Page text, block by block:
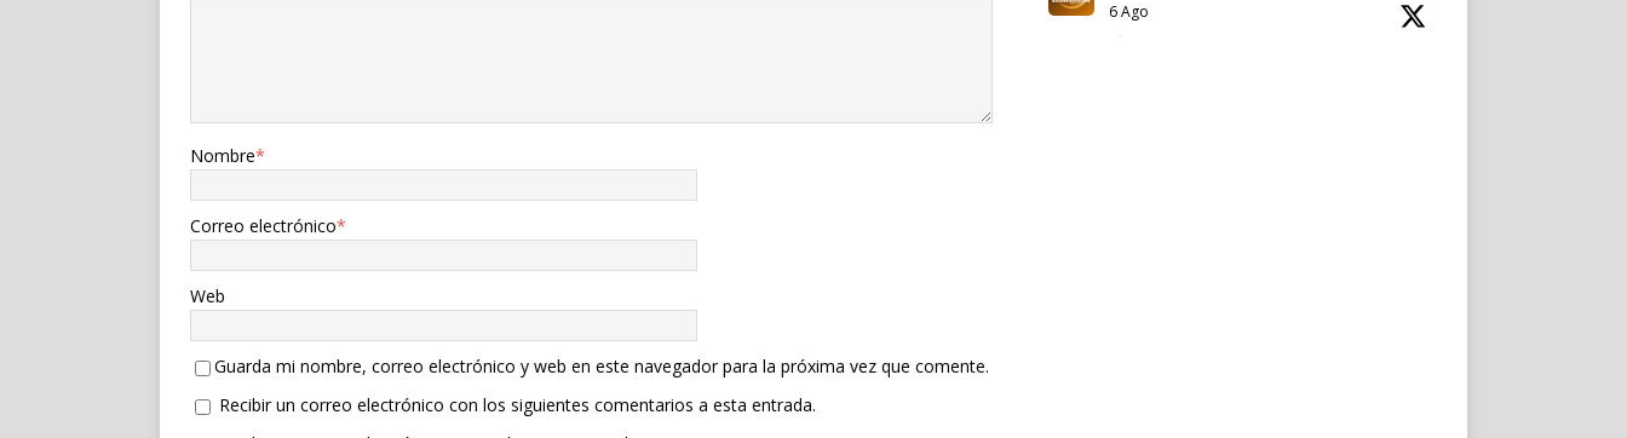
Nombre*
Correo electrónico*
Web
Guarda mi nombre, correo electrónico y web en este navegador para la próxima vez que comente.
Recibir un correo electrónico con los siguientes comentarios a esta entrada.
6 Ago